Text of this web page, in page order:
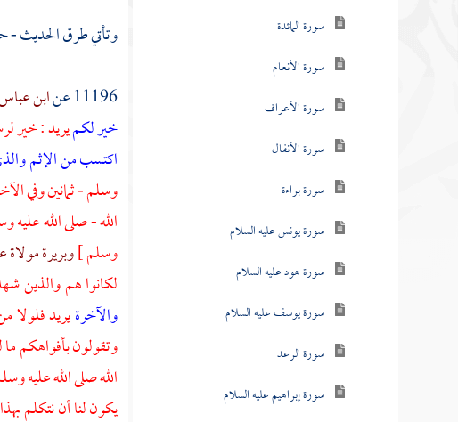
سورة المائدة
سورة الأنعام
سورة الأعراف
سورة الأنفال
سورة براءة
سورة يونس عليه السلام
سورة هود عليه السلام
سورة يوسف عليه السلام
سورة الرعد
سورة إبراهيم عليه السلام
وتأتي طرق الحديث
11196 عن
ابن
خير لكميريد : خير
اكتسب من الإثم
وسلم - ثمانين وفي
الله - صلى الله
وسلم ]وبريرة مولاة
لكانوا هم والذين
والآخرةيريد فلولا
وتقولون بأفواهكم
الله صلى الله عليه
يكون لنا أن نتكلم